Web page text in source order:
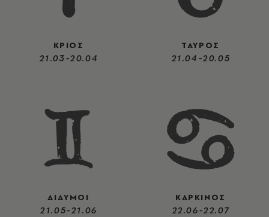
ΚΡΙΟΣ
21.03-20.04
ΤΑΥΡΟΣ
21.04-20.05
ΔΙΔΥΜΟΙ
21.05-21.06
ΚΑΡΚΙΝΟΣ
22.06-22.07